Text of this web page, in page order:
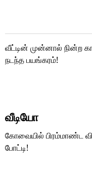
வீட்டின் முன்னால் நின்ற
நடந்த பயங்கரம்!
வீடியோ
கோவையில் பிரம்மாண்ட
போட்டி!